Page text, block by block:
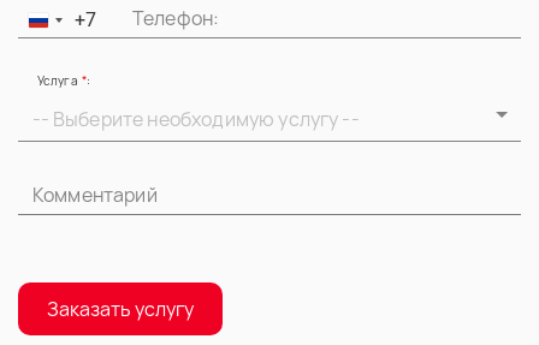
Россия
+7 Телефон:
Услуга *:
-- Выберите необходимую услугу --
Заказать услугу